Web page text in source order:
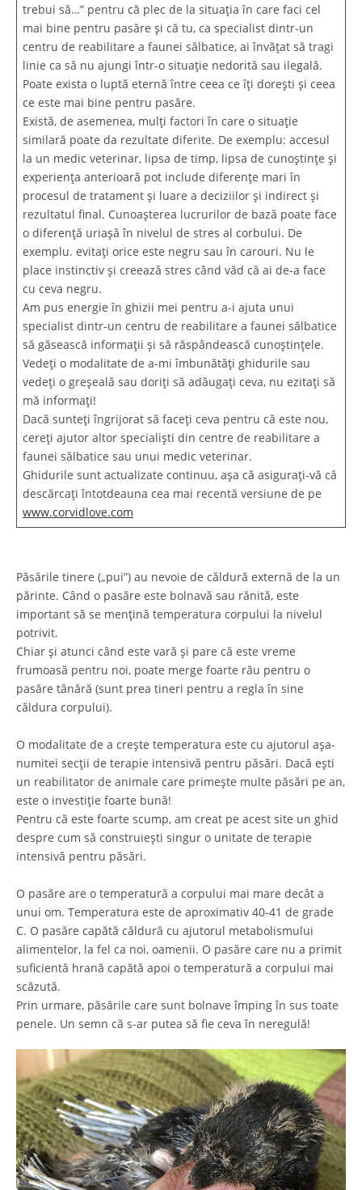
trebui să…” pentru că plec de la situația în care faci cel
mai bine pentru pasăre și că tu, ca specialist dintr-un
centru de reabilitare a faunei sălbatice, ai învățat să tragi
linie ca să nu ajungi într-o situație nedorită sau ilegală.
Poate exista o luptă eternă între ceea ce îți dorești și ceea
ce este mai bine pentru pasăre.
Există, de asemenea, mulți factori în care o situație
similară poate da rezultate diferite. De exemplu: accesul
la un medic veterinar, lipsa de timp, lipsa de cunoștințe și
experiența anterioară pot include diferențe mari în
procesul de tratament și luare a deciziilor și indirect și
rezultatul final. Cunoașterea lucrurilor de bază poate face
o diferență uriașă în nivelul de stres al corbului. De
exemplu. evitați orice este negru sau în carouri. Nu le
place instinctiv și creează stres când văd că ai de-a face
cu ceva negru.
Am pus energie în ghizii mei pentru a-i ajuta unui
specialist dintr-un centru de reabilitare a faunei sălbatice
să găsească informații și să răspândească cunoștințele.
Vedeți o modalitate de a-mi îmbunătăți ghidurile sau
vedeți o greșeală sau doriți să adăugați ceva, nu ezitați să
mă informați!
Dacă sunteți îngrijorat să faceți ceva pentru că este nou,
cereți ajutor altor specialiști din centre de reabilitare a
faunei sălbatice sau unui medic veterinar.
Ghidurile sunt actualizate continuu, așa că asigurați-vă că
descărcați întotdeauna cea mai recentă versiune de pe
www.corvidlove.com
Păsările tinere („pui”) au nevoie de căldură externă de la un
părinte. Când o pasăre este bolnavă sau rănită, este
important să se mențină temperatura corpului la nivelul
potrivit.
Chiar și atunci când este vară și pare că este vreme
frumoasă pentru noi, poate merge foarte rău pentru o
pasăre tânără (sunt prea tineri pentru a regla în sine
căldura corpului).
O modalitate de a crește temperatura este cu ajutorul așa-
numitei secții de terapie intensivă pentru păsări. Dacă ești
un reabilitator de animale care primește multe păsări pe an,
este o investiție foarte bună!
Pentru că este foarte scump, am creat pe acest site un ghid
despre cum să construiești singur o unitate de terapie
intensivă pentru păsări.
O pasăre are o temperatură a corpului mai mare decât a
unui om. Temperatura este de aproximativ 40-41 de grade
C. O pasăre capătă căldură cu ajutorul metabolismului
alimentelor, la fel ca noi, oamenii. O pasăre care nu a primit
suficientă hrană capătă apoi o temperatură a corpului mai
scăzută.
Prin urmare, păsările care sunt bolnave împing în sus toate
penele. Un semn că s-ar putea să fie ceva în neregulă!